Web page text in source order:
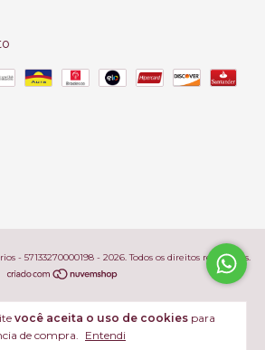
você aceita o uso de cookies para
de compra. Entendi
- 57133270000198 - 2026. Todos os direitos reservados.